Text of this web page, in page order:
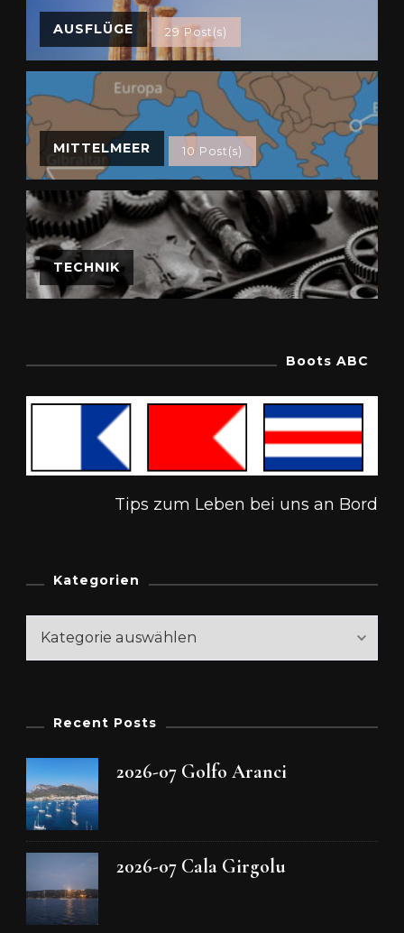
AUSFLÜGE 29 Post(s)
MITTELMEER 10 Post(s)
TECHNIK
Boots ABC
Tips zum Leben bei uns an Bord
Kategorien
Kategorien
Recent Posts
2026-07 Golfo Aranci
2026-07 Cala Girgolu